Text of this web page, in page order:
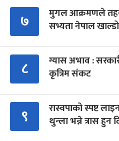
७
मुगल आक्रमणले
सभ्यता नेपाल
८
ग्यास अभाव :
कृत्रिम संकट
९
रास्वपाको स्पष्ट
थुन्ला भन्ने त्रास हुन